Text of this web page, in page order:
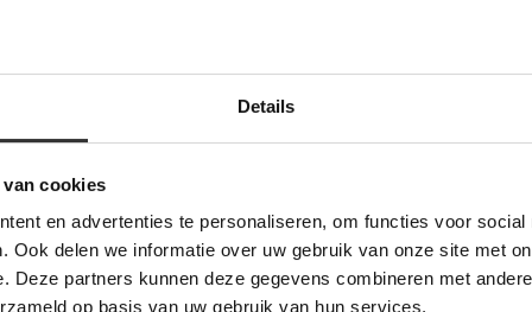
Details
cookies
en advertenties te personaliseren, om functies voor social
Ook delen we informatie over uw gebruik van onze site met
Deze partners kunnen deze gegevens combineren met
op basis van uw gebruik van hun services.
Merken Keramiek Terrastegels
Merken Glasmozaïek
Deze website maakt gebruik van cookies.
gebruikt cookies om de gebruikerservaring te verbeteren. Door gebruik te
geeft u toestemming voor alle cookies in overeenstemming met ons
verder
ALLES ACCEPTEREN ALLES AFWIJZEN